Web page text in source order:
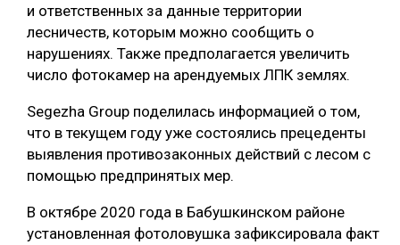
СУШКА ДРЕВЕСИНЫ
МЕБЕЛЬНОЕ ПРОИЗВОДСТВО
и ответственных за данные территории
лесничеств, которым можно сообщить о
нарушениях. Также предполагается увеличить
число фотокамер на арендуемых ЛПК землях.
Segezha Group поделилась информацией о том,
что в текущем году уже состоялись прецеденты
выявления противозаконных действий с лесом с
помощью предпринятых мер.
В октябре 2020 года в Бабушкинском районе
установленная фотоловушка зафиксировала факт